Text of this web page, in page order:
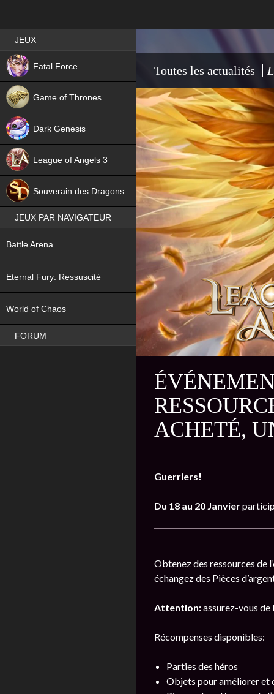
Toutes les actualités
ACHETÉ,
Guerriers!
Du 18 au 20 Janvier
Obtenez des ressources de
échangez des Pièces
Attention:assurez-vous de
Récompenses disponibles:
Parties des héros
Objets pour améliorer et
Best RPG games in France
JEUX
Fatal Force
NEW
Game of Thrones
Dark Genesis
League of Angels 3
Souverain des Dragons
JEUX PAR NAVIGATEUR
Battle Arena
NEW
Eternal Fury: Ressuscité
World of Chaos
NEW
FORUM